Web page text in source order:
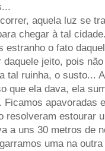
aquela luz se
chegar à tal
estranho o fato
jeito, pois
tal ruinha, o susto...
que ela dava, ela
apavoradas
resolveram estourar
a uns 30 metros de
uma na